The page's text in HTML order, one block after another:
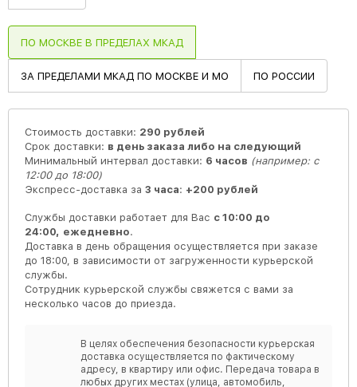
ПО МОСКВЕ В ПРЕДЕЛАХ МКАД
ЗА ПРЕДЕЛАМИ МКАД ПО МОСКВЕ И МО ПО РОССИИ
Стоимость доставки: 290 рублей
Срок доставки: в день заказа либо на следующий
Минимальный интервал доставки: 6 часов (например: с
12:00 до 18:00)
Экспресс-доставка за 3 часа: +200 рублей
Службы доставки работает для Вас с 10:00 до
24:00, ежедневно.
Доставка в день обращения осуществляется при заказе
до 18:00, в зависимости от загруженности курьерской
службы.
Сотрудник курьерской службы свяжется с вами за
несколько часов до приезда.
В целях обеспечения безопасности курьерская
доставка осуществляется по фактическому
адресу, в квартиру или офис. Передача товара в
любых других местах (улица, автомобиль,